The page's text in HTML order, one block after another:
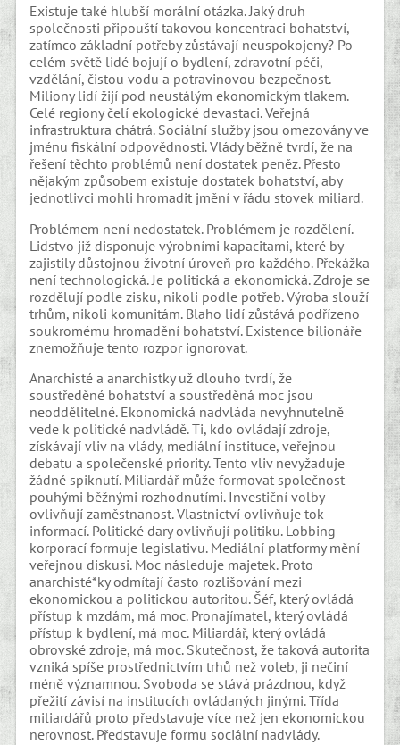
Existuje také hlubší morální otázka. Jaký druh
společnosti připouští takovou koncentraci bohatství,
zatímco základní potřeby zůstávají neuspokojeny? Po
celém světě lidé bojují o bydlení, zdravotní péči,
vzdělání, čistou vodu a potravinovou bezpečnost.
Miliony lidí žijí pod neustálým ekonomickým tlakem.
Celé regiony čelí ekologické devastaci. Veřejná
infrastruktura chátrá. Sociální služby jsou omezovány ve
jménu fiskální odpovědnosti. Vlády běžně tvrdí, že na
řešení těchto problémů není dostatek peněz. Přesto
nějakým způsobem existuje dostatek bohatství, aby
jednotlivci mohli hromadit jmění v řádu stovek miliard.
Problémem není nedostatek. Problémem je rozdělení.
Lidstvo již disponuje výrobními kapacitami, které by
zajistily důstojnou životní úroveň pro každého. Překážka
není technologická. Je politická a ekonomická. Zdroje se
rozdělují podle zisku, nikoli podle potřeb. Výroba slouží
trhům, nikoli komunitám. Blaho lidí zůstává podřízeno
soukromému hromadění bohatství. Existence bilionáře
znemožňuje tento rozpor ignorovat.
Anarchisté a anarchistky už dlouho tvrdí, že
soustředěné bohatství a soustředěná moc jsou
neoddělitelné. Ekonomická nadvláda nevyhnutelně
vede k politické nadvládě. Ti, kdo ovládají zdroje,
získávají vliv na vlády, mediální instituce, veřejnou
debatu a společenské priority. Tento vliv nevyžaduje
žádné spiknutí. Miliardář může formovat společnost
pouhými běžnými rozhodnutími. Investiční volby
ovlivňují zaměstnanost. Vlastnictví ovlivňuje tok
informací. Politické dary ovlivňují politiku. Lobbing
korporací formuje legislativu. Mediální platformy mění
veřejnou diskusi. Moc následuje majetek. Proto
anarchisté*ky odmítají často rozlišování mezi
ekonomickou a politickou autoritou. Šéf, který ovládá
přístup k mzdám, má moc. Pronajímatel, který ovládá
přístup k bydlení, má moc. Miliardář, který ovládá
obrovské zdroje, má moc. Skutečnost, že taková autorita
vzniká spíše prostřednictvím trhů než voleb, ji nečiní
méně významnou. Svoboda se stává prázdnou, když
přežití závisí na institucích ovládaných jinými. Třída
miliardářů proto představuje více než jen ekonomickou
nerovnost. Představuje formu sociální nadvlády.